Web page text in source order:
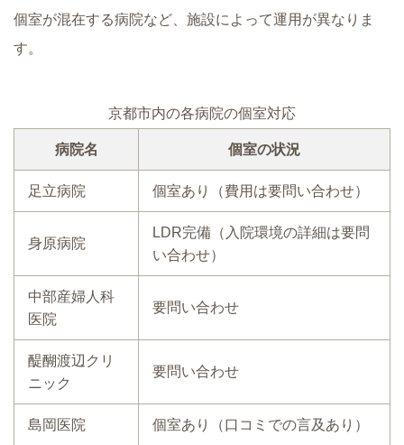
個室が混在する病院など、施設によって運用が異なりま
す。
京都市内の各病院の個室対応
病院名 個室の状況
足立病院 個室あり（費用は要問い合わせ）
身原病院
LDR完備（入院環境の詳細は要問
い合わせ）
中部産婦人科
医院
要問い合わせ
醍醐渡辺クリ
ニック
要問い合わせ
島岡医院 個室あり（口コミでの言及あり）